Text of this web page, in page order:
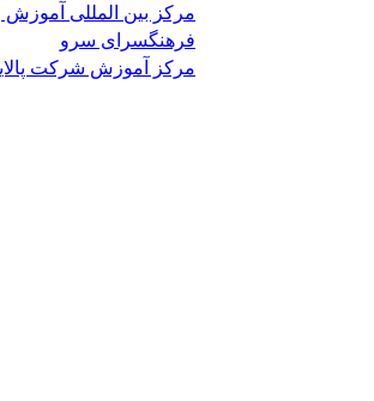
مرکز بین المللی
فرهنگسرای سرو
مرکز آموزش شرکت